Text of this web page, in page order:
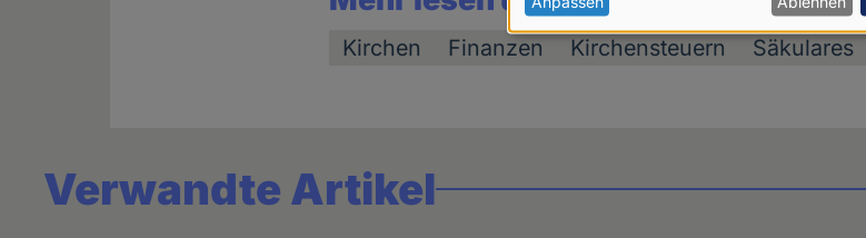
Kirchen Finanzen Kirchensteuern Säkulares
Verwandte Artikel
Daten